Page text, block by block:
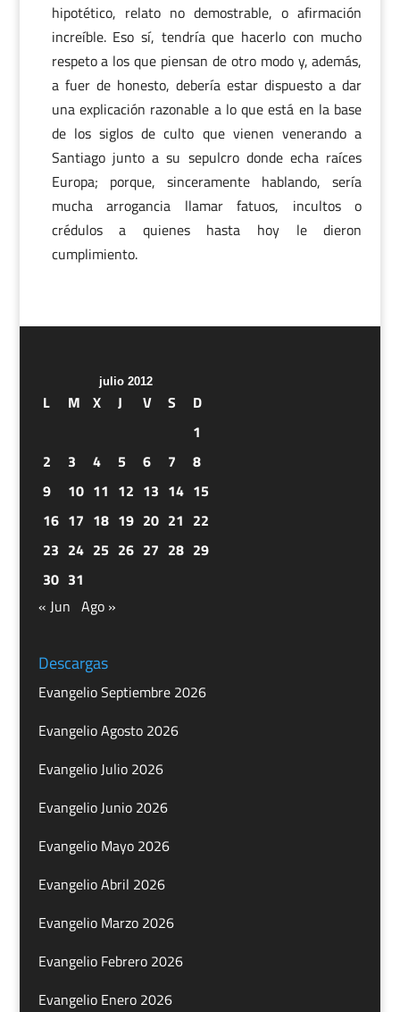
hipotético, relato no demostrable, o afirmación
increíble. Eso sí, tendría que hacerlo con mucho
respeto a los que piensan de otro modo y, además,
a fuer de honesto, debería estar dispuesto a dar
una explicación razonable a lo que está en la base
de los siglos de culto que vienen venerando a
Santiago junto a su sepulcro donde echa raíces
Europa; porque, sinceramente hablando, sería
mucha arrogancia llamar fatuos, incultos o
crédulos a quienes hasta hoy le dieron
cumplimiento.
julio 2012
L M X J V S
D
1
2
3 4 5 6 7
8
9
10 11 12 13 14 15
16 17 18 19 20 21 22
23 24 25 26 27 28 29
30 31
« Jun Ago »
Descargas
Evangelio Septiembre 2026
Evangelio Agosto 2026
Evangelio Julio 2026
Evangelio Junio 2026
Evangelio Mayo 2026
Evangelio Abril 2026
Evangelio Marzo 2026
Evangelio Febrero 2026
Evangelio Enero 2026